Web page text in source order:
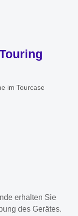
im Tourcase
erhalten Sie
des Gerätes.